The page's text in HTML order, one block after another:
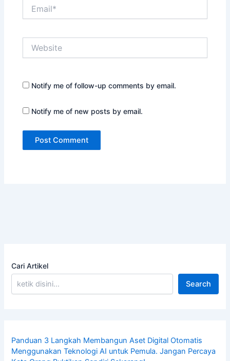
Notify me of follow-up comments by email.
Notify me of new posts by email.
Cari Artikel
Search
Panduan 3 Langkah Membangun Aset Digital Otomatis
Menggunakan Teknologi AI untuk Pemula. Jangan Percaya